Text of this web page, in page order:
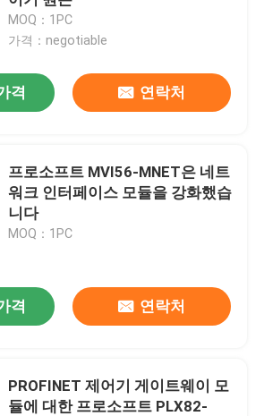
동 모니터링 시스템
PLC
듈
스템
MOQ：1PC
가격：negotiable
격 연락처
프로소프트 MVI56-MNET은 네트
워크 인터페이스 모듈을 강화했습
니다
MOQ：1PC
격 연락처
PROFINET 제어기 게이트웨이 모
듈에 대한 프로소프트 PLX82-